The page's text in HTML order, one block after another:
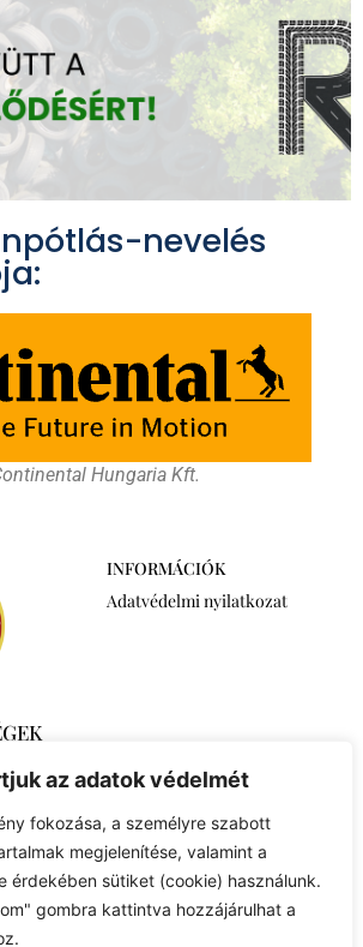
az adatok védelmét
fokozása, a személyre szabott
megjelenítése, valamint a
érdekében sütiket (cookie) használunk.
gombra kattintva hozzájárulhat a
nevelés
Hungaria Kft.
INFORMÁCIÓK
Adatvédelmi nyilatkozat
A